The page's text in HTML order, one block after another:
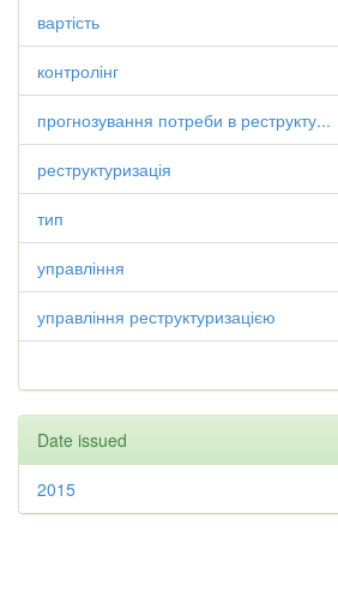
вартість
контролінг
прогнозування потреби в реструкту...
реструктуризація
тип
управління
управління реструктуризацією
Date issued
2015